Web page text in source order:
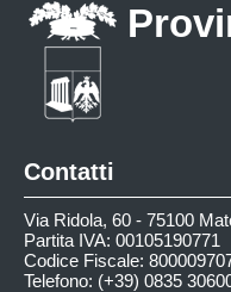
Contatti
Via Ridola, 60 - 75100
Partita IVA: 00105190771
Codice Fiscale:
Telefono: (+39) 0835